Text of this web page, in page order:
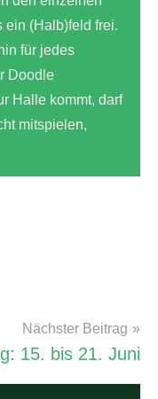
ein (Halb)feld frei.
für jedes
Doodle
Halle kommt, darf
mitspielen,
Nächster Beitrag
15. bis 21. Juni